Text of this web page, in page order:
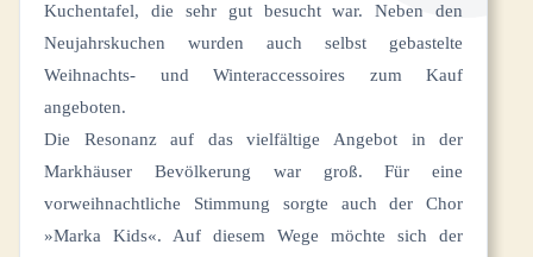
Kuchentafel, die sehr gut besucht war. Neben den
Neujahrskuchen wurden auch selbst gebastelte
Weihnachts- und Winteraccessoires zum Kauf
angeboten.
Die Resonanz auf das vielfältige Angebot in der
Markhäuser Bevölkerung war groß. Für eine
vorweihnachtliche Stimmung sorgte auch der Chor
»Marka Kids«. Auf diesem Wege möchte sich der